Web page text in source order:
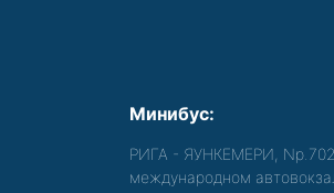
Минибус:
РИГА - ЯУНКЕМЕРИ,
международном